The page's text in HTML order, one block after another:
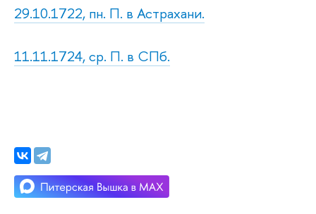
29.10.1722, пн. П. в Астрахани.
11.11.1724, ср. П. в СПб.